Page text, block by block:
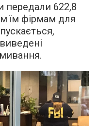
передали 622,8
їм фірмам для